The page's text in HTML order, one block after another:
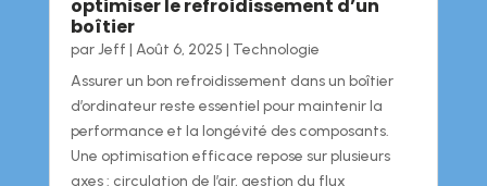
optimiser le refroidissement d’un
boîtier
parJeff | Août 6, 2025 | Technologie
Assurer un bon refroidissement dans un boîtier
d’ordinateur reste essentiel pour maintenir la
performance et la longévité des composants.
Une optimisation efficace repose sur plusieurs
axes : circulation de l’air, gestion du flux